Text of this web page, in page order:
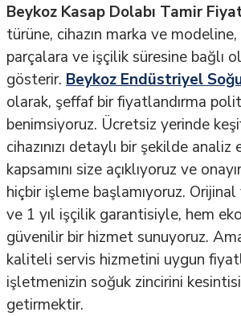
Beykoz Kasap Dolabı Tamir
türüne, cihazın marka ve
parçalara ve işçilik süresine bağlı
gösterir. Beykoz Endüstriyel
olarak, şeffaf bir fiyatlandırma
benimsiyoruz. Ücretsiz yerinde
cihazınızı detaylı bir şekilde analiz
kapsamını size açıklıyoruz ve
hiçbir işleme başlamıyoruz.
ve 1 yıl işçilik garantisiyle, hem
güvenilir bir hizmet sunuyoruz.
kaliteli servis hizmetini uygun
işletmenizin soğuk zincirini
getirmektir.